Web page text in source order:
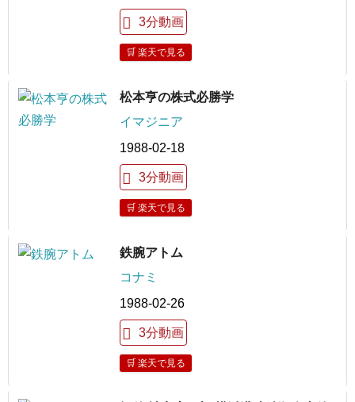
3分動画
🛒 楽天で見る
松本亨の株式必勝学
イマジニア
1988-02-18
3分動画
🛒 楽天で見る
鉄腕アトム
コナミ
1988-02-26
3分動画
🛒 楽天で見る